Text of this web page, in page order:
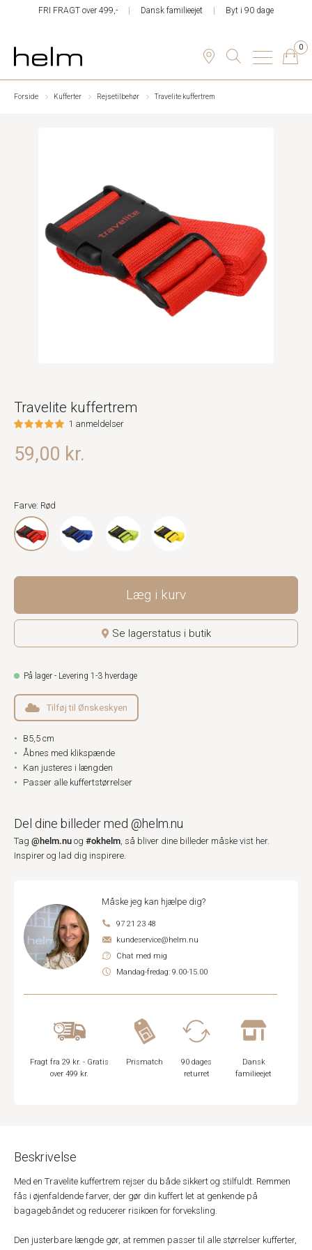
FRI FRAGT over 499,- Dansk familieejet Byt i 90 dage
0
Forside Kufferter Rejsetilbehør Travelite kuffertrem
Travelite kuffertrem
1 anmeldelser
59,00 kr.
Farve: Rød
Læg i kurv
Se lagerstatus i butik
På lager - Levering 1-3 hverdage
Tilføj til Ønskeskyen
B5,5 cm
Åbnes med klikspænde
Kan justeres i længden
Passer alle kuffertstørrelser
Del dine billeder med @helm.nu
Tag @helm.nu og #okhelm , så bliver dine billeder måske vist her.
Inspirer og lad dig inspirere.
Måske jeg kan hjælpe dig?
97 21 23 48
kundeservice@helm.nu
Chat med mig
Mandag-fredag: 9.00-15.00
Fragt fra 29 kr. - Gratis
over 499 kr.
Prismatch
90 dages
returret
Dansk
familieejet
Beskrivelse
Med en Travelite kuffertrem rejser du både sikkert og stilfuldt. Remmen
fås i øjenfaldende farver, der gør din kuffert let at genkende på
bagagebåndet og reducerer risikoen for forveksling.
Den justerbare længde gør, at remmen passer til alle størrelser kufferter,